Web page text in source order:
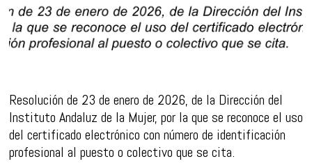
Resolución de 23 de enero de 2026, de la Dirección del
Instituto Andaluz de la Mujer, por la que se reconoce el uso
del certificado electrónico con número de identificación
profesional al puesto o colectivo que se cita.